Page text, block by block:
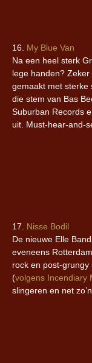
16. My Blue Van
Na een heel sterk
lege handen?
gemaakt met sterke
die stem van Bas
Suburban Records
uit. Must-hear-and-
17. Nisse Bodil
De nieuwe Elle
eveneens
rock en post-
(volgens Incendiary
slingeren en net